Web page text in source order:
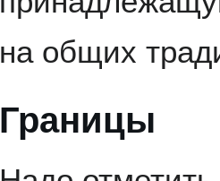
на общих
Границы